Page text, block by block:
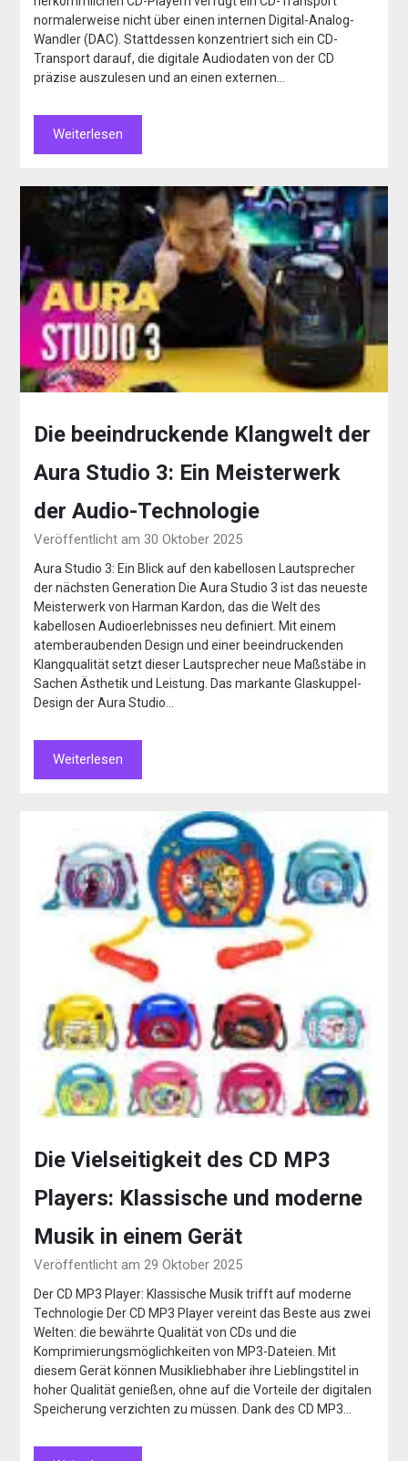
normalerweise nicht über einen internen Digital-Analog-
Wandler (DAC). Stattdessen konzentriert sich ein CD-
Transport darauf, die digitale Audiodaten von der CD
präzise auszulesen und an einen externen…
Weiterlesen
Die beeindruckende Klangwelt der
Aura Studio 3: Ein Meisterwerk
der Audio-Technologie
Veröffentlicht am 30 Oktober 2025
Aura Studio 3: Ein Blick auf den kabellosen Lautsprecher
der nächsten Generation Die Aura Studio 3 ist das neueste
Meisterwerk von Harman Kardon, das die Welt des
kabellosen Audioerlebnisses neu definiert. Mit einem
atemberaubenden Design und einer beeindruckenden
Klangqualität setzt dieser Lautsprecher neue Maßstäbe in
Sachen Ästhetik und Leistung. Das markante Glaskuppel-
Design der Aura Studio…
Weiterlesen
Die Vielseitigkeit des CD MP3
Players: Klassische und moderne
Musik in einem Gerät
Veröffentlicht am 29 Oktober 2025
Der CD MP3 Player: Klassische Musik trifft auf moderne
Technologie Der CD MP3 Player vereint das Beste aus zwei
Welten: die bewährte Qualität von CDs und die
Komprimierungsmöglichkeiten von MP3-Dateien. Mit
diesem Gerät können Musikliebhaber ihre Lieblingstitel in
hoher Qualität genießen, ohne auf die Vorteile der digitalen
Speicherung verzichten zu müssen. Dank des CD MP3…